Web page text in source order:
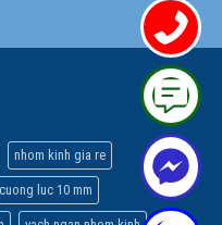
nhom kinh gia re
luc 10 mm